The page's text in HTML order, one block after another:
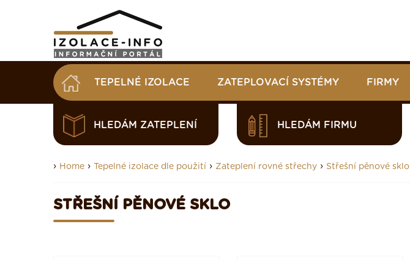
TEPELNÉ IZOLACE ZATEPLOVACÍ SYSTÉMY FIRMY
HLEDÁM ZATEPLENÍ HLEDÁM FIRMU
› Home › Tepelné izolace dle použití › Zateplení rovné střechy › Střešní pěnové sklo
STŘEŠNÍ PĚNOVÉ SKLO